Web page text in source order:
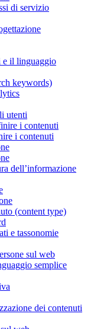
di servizio
e il linguaggio
keywords)
utenti
i contenuti
i contenuti
dell’informazione
(content type)
e tassonomie
sul web
semplice
dei contenuti